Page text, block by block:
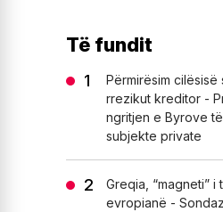
Të fundit
Përmirësim cilësisë
rrezikut kreditor -
ngritjen e Byrove
subjekte private
Greqia, “magneti” i
evropianë -